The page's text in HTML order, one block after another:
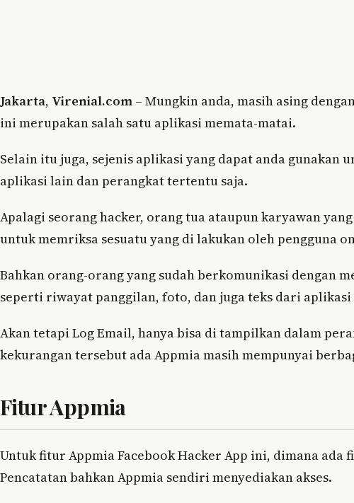
Jakarta, Virenial.com – Mungkin anda, masih asing
ini merupakan salah satu aplikasi memata-matai.
Selain itu juga, sejenis aplikasi yang dapat anda gunakan
aplikasi lain dan perangkat tertentu saja.
Apalagi seorang hacker, orang tua ataupun karyawan
untuk memriksa sesuatu yang di lakukan oleh pengguna
Bahkan orang-orang yang sudah berkomunikasi dengan
seperti riwayat panggilan, foto, dan juga teks dari
Akan tetapi Log Email, hanya bisa di tampilkan dalam
kekurangan tersebut ada Appmia masih mempunyai
Fitur Appmia
Untuk fitur Appmia Facebook Hacker App ini, dimana
Pencatatan bahkan Appmia sendiri menyediakan akses.